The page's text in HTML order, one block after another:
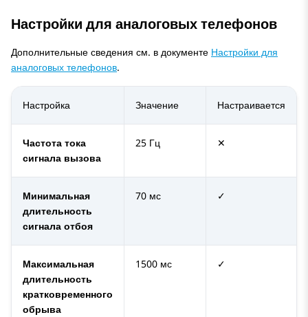
Настройки для аналоговых телефонов
Дополнительные сведения см. в документе Настройки для
аналоговых телефонов.
Настройка Значение Настраивается
Частота тока
сигнала вызова
25 Гц ✕
Минимальная
длительность
сигнала отбоя
70 мс ✓
Максимальная
длительность
кратковременного
обрыва
1500 мс ✓